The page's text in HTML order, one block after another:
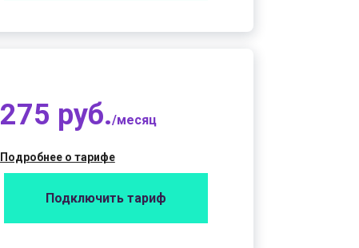
275 руб./месяц
Подробнее о тарифе
Подключить тариф